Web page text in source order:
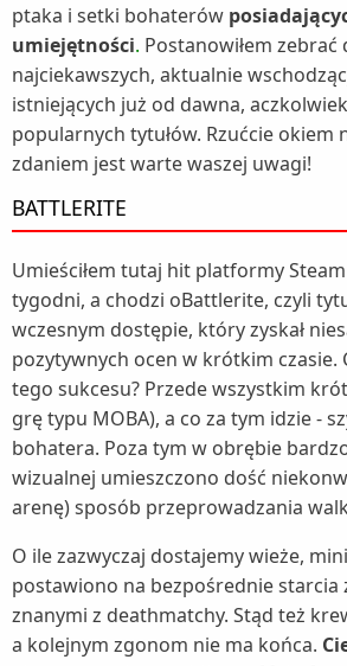
ptaka i setki bohaterów
umiejętności. Postanowiłem zebrać
najciekawszych, aktualnie
istniejących już od dawna,
popularnych tytułów. Rzućcie okiem
zdaniem jest warte waszej uwagi!
BATTLERITE
Umieściłem tutaj hit platformy
tygodni, a chodzi oBattlerite, czyli
wczesnym dostępie, który zyskał
pozytywnych ocen w krótkim czasie.
tego sukcesu? Przede wszystkim
grę typu MOBA), a co za tym idzie -
bohatera. Poza tym w obrębie
wizualnej umieszczono dość
arenę) sposób przeprowadzania
O ile zazwyczaj dostajemy wieże,
postawiono na bezpośrednie starcia
znanymi z deathmatchy. Stąd też
a kolejnym zgonom nie ma końca.